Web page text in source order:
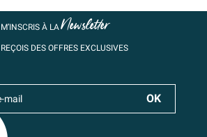
À LANewsletter
DES OFFRES EXCLUSIVES